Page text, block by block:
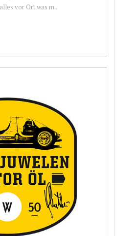
vor Ort was m...